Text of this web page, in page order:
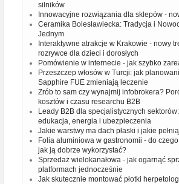
silników
Innowacyjne rozwiązania dla sklepów -
Ceramika Bolesławiecka: Tradycja i
Jednym
Interaktywne atrakcje w Krakowie - nowy
rozrywce dla dzieci i dorosłych
Pomówienie w internecie - jak szybko
Przeszczep włosów w Turcji: jak
Sapphire FUE zmieniają leczenie
Zrób to sam czy wynajmij infobrokera?
kosztów i czasu researchu B2B
Leady B2B dla specjalistycznych
edukacja, energia i ubezpieczenia
Jakie warstwy ma dach płaski i jakie
Folia aluminiowa w gastronomii - do
jak ją dobrze wykorzystać?
Sprzedaż wielokanałowa - jak ogarnąć
platformach jednocześnie
Jak skutecznie montować płotki